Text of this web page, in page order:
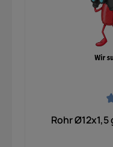
Rohr